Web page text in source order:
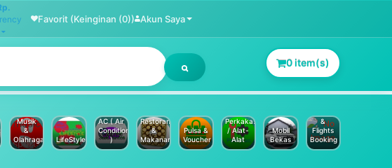
Favorit (Keinginan (0)) Akun Saya
0 item(s)
Musik
&
Olahraga
LifeStyle
AC ( Air
Conditioner
)
Restoran
&
Makanan
Pulsa &
Voucher
Perkakas
/ Alat-
Alat
Mobil
Bekas
&
Flights
Booking